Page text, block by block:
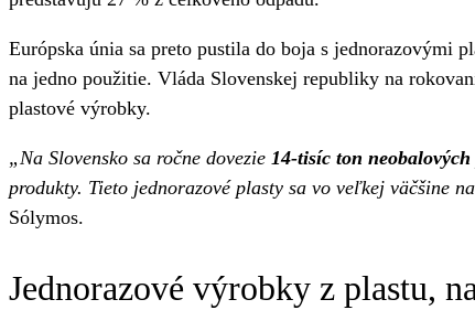
Európska únia sa preto pustila do boja s jednorazovými
na jedno použitie. Vláda Slovenskej republiky na
plastové výrobky.
„Na Slovensko sa ročne dovezie 14-tisíc ton
produkty. Tieto jednorazové plasty sa vo veľkej väčšine
Sólymos.
Jednorazové výrobky z plastu,